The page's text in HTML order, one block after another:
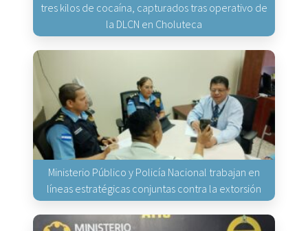
tres kilos de cocaína, capturados tras operativo de
la DLCN en Choluteca
Ministerio Público y Policía Nacional trabajan en
líneas estratégicas conjuntas contra la extorsión